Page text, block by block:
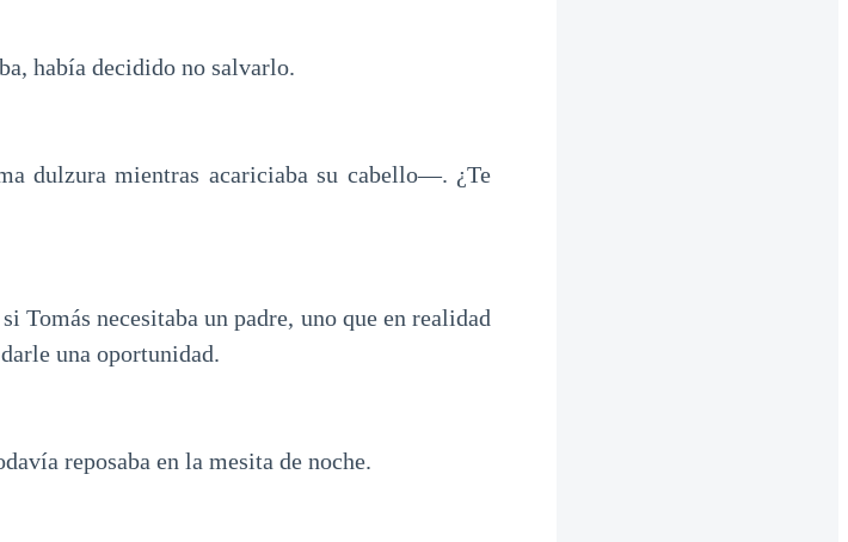
había decidido no salvarlo.
dulzura mientras acariciaba su cabello—. ¿Te
Tomás necesitaba un padre, uno que en realidad
una oportunidad.
reposaba en la mesita de noche.